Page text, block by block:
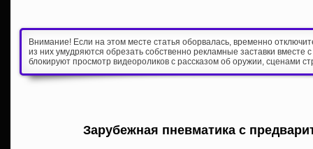
Внимание! Если на этом месте статья оборвалась, временно
из них умудряются обрезать собственно рекламные заставки вместе
блокируют просмотр видеороликов с рассказом об оружии, сценами
Зарубежная пневматика с